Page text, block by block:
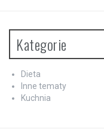
Kategorie
Dieta
Inne tematy
Kuchnia